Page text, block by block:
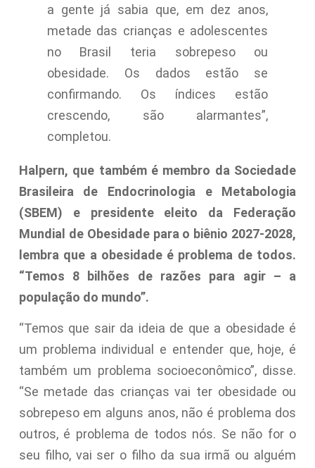
a gente já sabia que, em dez anos,
metade das crianças e adolescentes
no Brasil teria sobrepeso ou
obesidade. Os dados estão se
confirmando. Os índices estão
crescendo, são alarmantes”,
completou.
Halpern, que também é membro da Sociedade
Brasileira de Endocrinologia e Metabologia
(SBEM) e presidente eleito da Federação
Mundial de Obesidade para o biênio 2027-2028,
lembra que a obesidade é problema de todos.
“Temos 8 bilhões de razões para agir – a
população do mundo”.
“Temos que sair da ideia de que a obesidade é
um problema individual e entender que, hoje, é
também um problema socioeconômico”, disse.
“Se metade das crianças vai ter obesidade ou
sobrepeso em alguns anos, não é problema dos
outros, é problema de todos nós. Se não for o
seu filho, vai ser o filho da sua irmã ou alguém